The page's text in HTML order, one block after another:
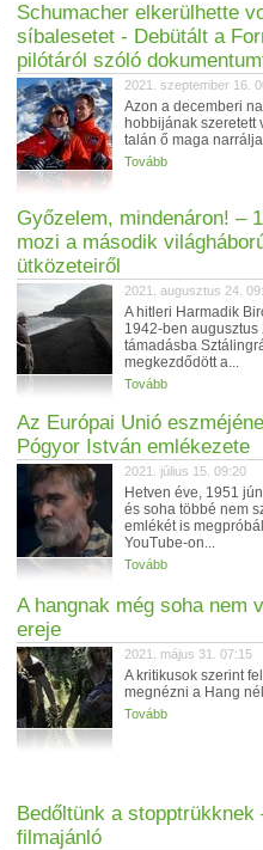
Schumacher elkerülhette
síbalesetet - Debütált a
pilótáról szóló
2021. szeptember 16.
Azon a decemberi
hobbijának szeretett
talán ő maga
Tovább
Győzelem, mindenáron! –
mozi a második
ütközeteiről
2021. augusztus 24.
A hitleri Harmadik
1942-ben
támadásba
megkezdődött a...
Tovább
Az Európai Unió
Pógyor István emlékezete
2021. július 15. 09:20
Hetven éve, 1951
és soha többé nem
emlékét is
YouTube-on...
Tovább
A hangnak még soha nem
ereje
2021. május 31. 07:15
A kritikusok szerint
megnézni a Hang
Tovább
Bedőltünk a stopptrükknek
filmajánló